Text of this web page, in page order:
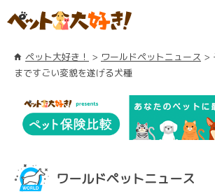
ペット大好き！ ワールドペットニュース
まですごい変貌を遂げる犬種
ワールドペットニュース